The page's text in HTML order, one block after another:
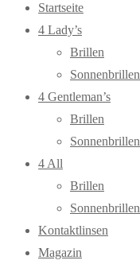
Primary
Menu
Startseite
4 Lady’s
Brillen
Sonnenbrillen
4 Gentleman’s
Brillen
Sonnenbrillen
4 All
Brillen
Sonnenbrillen
Kontaktlinsen
Magazin